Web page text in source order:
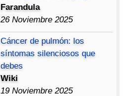
Farandula
26 Noviembre 2025
Cáncer de pulmón: los
síntomas silenciosos que
debes
Wiki
19 Noviembre 2025